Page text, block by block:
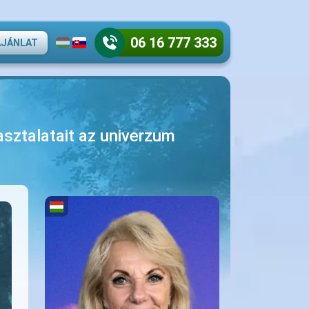
06 16 777 333
az univerzum